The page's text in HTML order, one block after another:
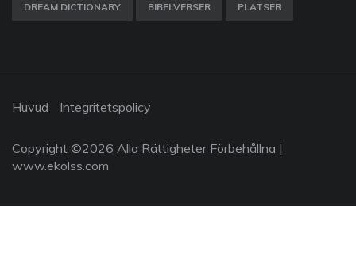
DREAM DICTIONARY BIBELVERSER PLATSER
Huvud Integritetspolicy
Copyright ©2026 Alla Rättigheter Förbehållna |
www.ekolss.com